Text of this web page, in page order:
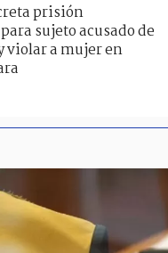
prisión
sujeto acusado de
violar a mujer en